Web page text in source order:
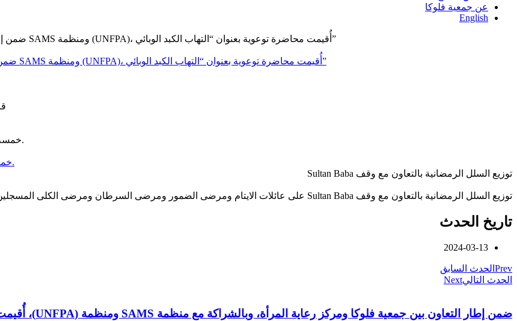
عن جمعية فلوكا
English
ضمن إطار التعاون بين جمعية فلوكا ومركز رعاية المرأة، وبالشراكة مع منظمة SAMS ومنظمة (UNFPA)، أُقيمت محاضرة توعوية بعنوان “التهاب الكبد الوبائي”
خمسة عشر عامًا من العطاء… وخمسة عشر عامًا من الحلم الذي أصبح واقعًا.
توزيع السلل الرمضانية بالتعاون مع وقف Sultan Baba
توزيع السلل الرمضانية بالتعاون مع وقف Sultan Baba على عائلات الايتام ومرضى الضمور ومرضى السرطان ومرضى الكلى المسجلين لدينا، حيث تم توزيع حوالي 1200 سلة اغاثية.
تاريخ الحدث
2024-03-13
Prev الحدث السابق
الحدث التاليNext
ضمن إطار التعاون بين جمعية فلوكا ومركز رعاية المرأة، وبالشراكة مع منظمة SAMS ومنظمة (UNFPA)، أُقيمت محاضرة توعوية بعنوان “التهاب الكبد الوبائي”